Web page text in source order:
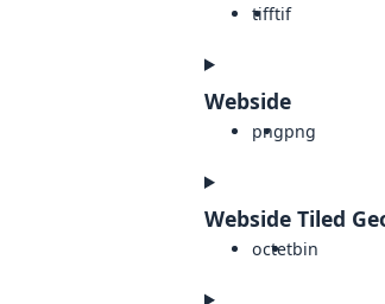
tifftif
Webside
pngpng
Webside Tiled
octetbin